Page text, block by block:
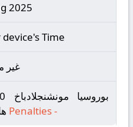
2025
device's Time
غير
Penalties-